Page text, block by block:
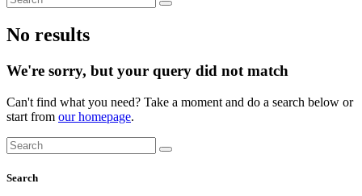
No results
We're sorry, but your query did not match
Can't find what you need? Take a moment and do a search below or
start from our homepage.
Search